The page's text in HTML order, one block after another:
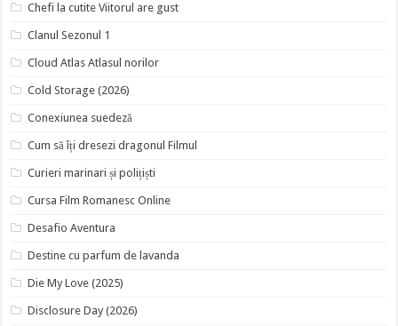
Chefi la cutite Viitorul are gust
Clanul Sezonul 1
Cloud Atlas Atlasul norilor
Cold Storage (2026)
Conexiunea suedeză
Cum să îți dresezi dragonul Filmul
Curieri marinari și polițiști
Cursa Film Romanesc Online
Desafio Aventura
Destine cu parfum de lavanda
Die My Love (2025)
Disclosure Day (2026)